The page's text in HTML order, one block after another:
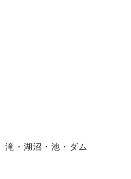
滝・湖沼・池・ダム